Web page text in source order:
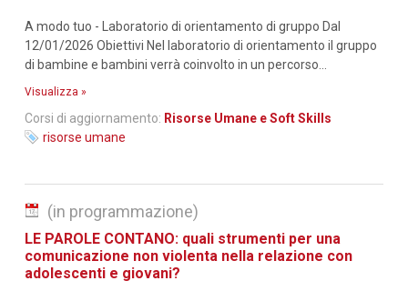
A modo tuo - Laboratorio di orientamento di gruppo Dal
12/01/2026 Obiettivi Nel laboratorio di orientamento il gruppo
di bambine e bambini verrà coinvolto in un percorso...
Visualizza »
Corsi di aggiornamento: Risorse Umane e Soft Skills
risorse umane
LE PAROLE CONTANO: quali strumenti per una
comunicazione non violenta nella relazione con
adolescenti e giovani?
(in programmazione)